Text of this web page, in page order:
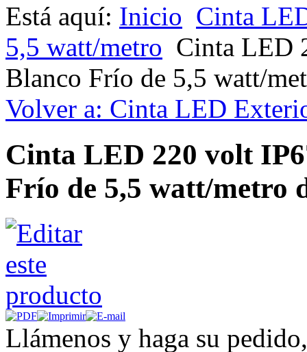
Está aquí: Inicio Cinta
5,5 watt/metro Cinta LED
Blanco Frío de 5,5 watt/
Volver a: Cinta LED
Cinta LED 220 volt
Frío de 5,5 watt/metro
Llámenos y haga su